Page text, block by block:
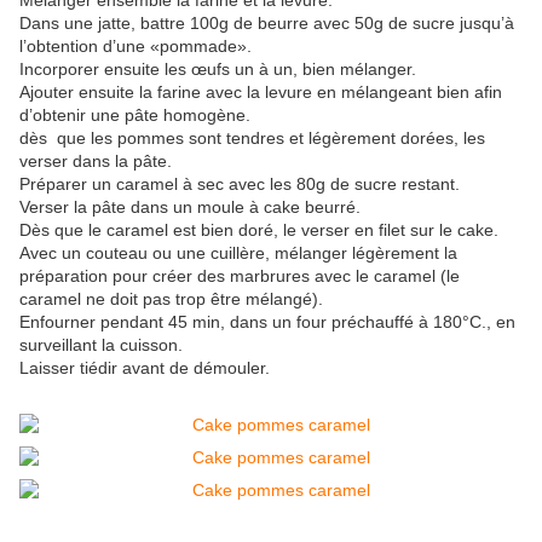
Dans une jatte, battre 100g de beurre avec 50g de sucre jusqu’à
l’obtention d’une «pommade».
Incorporer ensuite les œufs un à un, bien mélanger.
Ajouter ensuite la farine avec la levure en mélangeant bien afin
d’obtenir une pâte homogène.
dès que les pommes sont tendres et légèrement dorées, les
verser dans la pâte.
Préparer un caramel à sec avec les 80g de sucre restant.
Verser la pâte dans un moule à cake beurré.
Dès que le caramel est bien doré, le verser en filet sur le cake.
Avec un couteau ou une cuillère, mélanger légèrement la
préparation pour créer des marbrures avec le caramel (le
caramel ne doit pas trop être mélangé).
Enfourner pendant 45 min, dans un four préchauffé à 180°C., en
surveillant la cuisson.
Laisser tiédir avant de démouler.